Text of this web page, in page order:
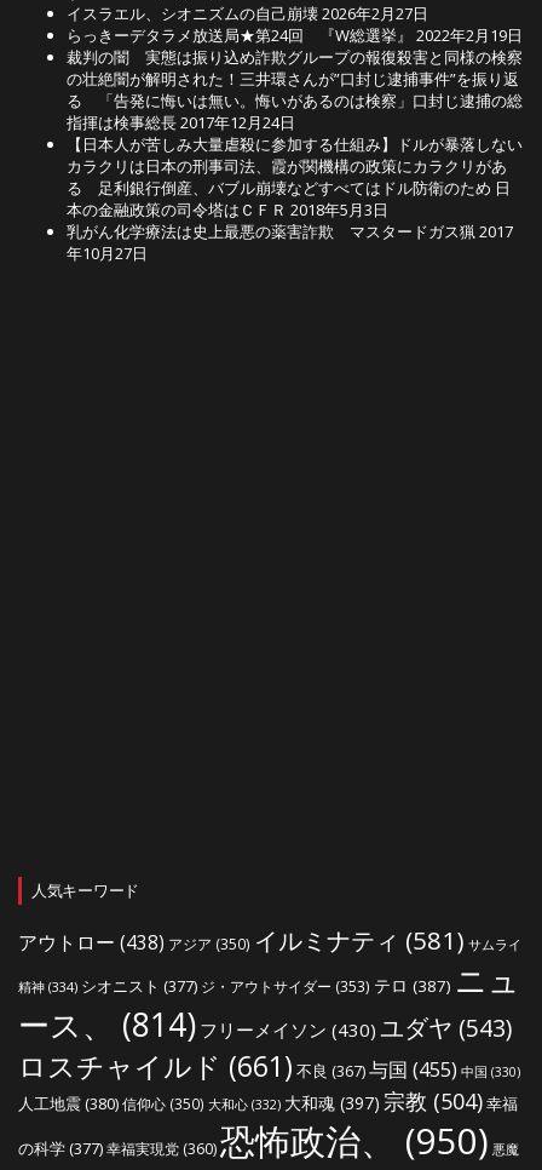
イスラエル、シオニズムの自己崩壊2026年2月27日
らっきーデタラメ放送局★第24回 『W総選挙』
2022年2月19日
裁判の闇 実態は振り込め詐欺グループの報復殺害と同様の検察
の壮絶闇が解明された！三井環さんが”口封じ逮捕事件”を振り返
る 「告発に悔いは無い。悔いがあるのは検察」口封じ逮捕の総
指揮は検事総長2017年12月24日
【日本人が苦しみ大量虐殺に参加する仕組み】ドルが暴落しない
カラクリは日本の刑事司法、霞が関機構の政策にカラクリがあ
る 足利銀行倒産、バブル崩壊などすべてはドル防衛のため 日
本の金融政策の司令塔はＣＦＲ 2018年5月3日
乳がん化学療法は史上最悪の薬害詐欺 マスタードガス猟2017
年10月27日
人気キーワード
アウトロー (438) アジア (350) イルミナティ (581) サムライ
精神 (334) シオニスト (377) ジ・アウトサイダー (353) テロ (387) ニュ
ース、
(814) フリーメイソン (430) ユダヤ (543)
ロスチャイルド (661) 不良 (367)与国 (455) 中国 (330)
人工地震(380)信仰心 (350) 大和心 (332) 大和魂 (397) 宗教 (504)幸福
の科学(377)幸福実現党 (360)恐怖政治、 (950) 悪魔